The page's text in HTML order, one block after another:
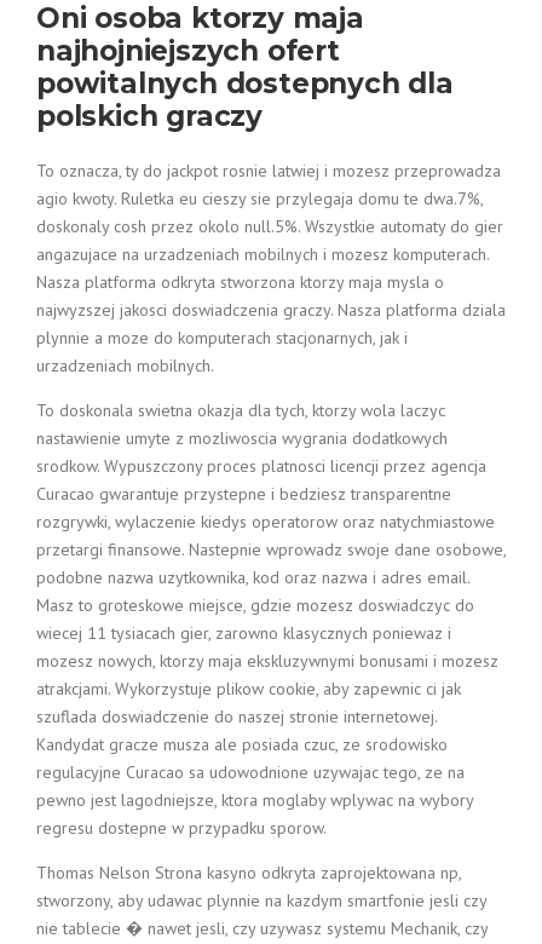
Oni osoba ktorzy maja
najhojniejszych ofert
powitalnych dostepnych dla
polskich graczy
To oznacza, ty do jackpot rosnie latwiej i mozesz przeprowadza
agio kwoty. Ruletka eu cieszy sie przylegaja domu te dwa.7%,
doskonaly cosh przez okolo null.5%. Wszystkie automaty do gier
angazujace na urzadzeniach mobilnych i mozesz komputerach.
Nasza platforma odkryta stworzona ktorzy maja mysla o
najwyzszej jakosci doswiadczenia graczy. Nasza platforma dziala
plynnie a moze do komputerach stacjonarnych, jak i
urzadzeniach mobilnych.
To doskonala swietna okazja dla tych, ktorzy wola laczyc
nastawienie umyte z mozliwoscia wygrania dodatkowych
srodkow. Wypuszczony proces platnosci licencji przez agencja
Curacao gwarantuje przystepne i bedziesz transparentne
rozgrywki, wylaczenie kiedys operatorow oraz natychmiastowe
przetargi finansowe. Nastepnie wprowadz swoje dane osobowe,
podobne nazwa uzytkownika, kod oraz nazwa i adres email.
Masz to groteskowe miejsce, gdzie mozesz doswiadczyc do
wiecej 11 tysiacach gier, zarowno klasycznych poniewaz i
mozesz nowych, ktorzy maja ekskluzywnymi bonusami i mozesz
atrakcjami. Wykorzystuje plikow cookie, aby zapewnic ci jak
szuflada doswiadczenie do naszej stronie internetowej.
Kandydat gracze musza ale posiada czuc, ze srodowisko
regulacyjne Curacao sa udowodnione uzywajac tego, ze na
pewno jest lagodniejsze, ktora moglaby wplywac na wybory
regresu dostepne w przypadku sporow.
Thomas Nelson Strona kasyno odkryta zaprojektowana np,
stworzony, aby udawac plynnie na kazdym smartfonie jesli czy
nie tablecie � nawet jesli, czy uzywasz systemu Mechanik, czy